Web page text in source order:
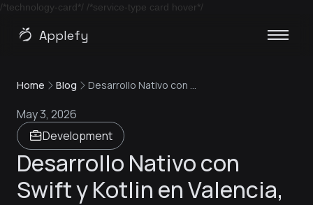
/*technology-card*/ /*service-type card hover*/
Applefy
Home Blog Desarrollo Nativo con Swift y Kotlin en Valencia, España
Development
May 3, 2026
Desarrollo Nativo con
Swift y Kotlin en Valencia,